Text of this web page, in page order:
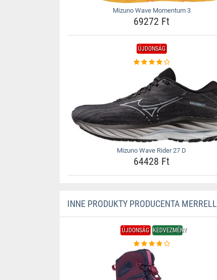
Mizuno Wave Momentum 3
69272 Ft
ÚJDONSÁG
Mizuno Wave Rider 27 D
64428 Ft
INNE PRODUKTY PRODUCENTA MERRELL
ÚJDONSÁG KEDVEZMÉNY